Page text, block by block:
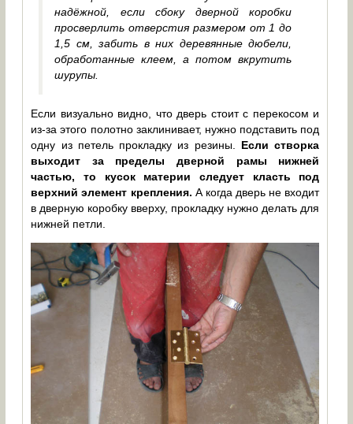
надёжной, если сбоку дверной коробки
просверлить отверстия размером от 1 до
1,5 см, забить в них деревянные дюбели,
обработанные клеем, а потом вкрутить
шурупы.
Если визуально видно, что дверь стоит с перекосом и
из-за этого полотно заклинивает, нужно подставить под
одну из петель прокладку из резины. Если створка
выходит за пределы дверной рамы нижней
частью, то кусок материи следует класть под
верхний элемент крепления. А когда дверь не входит
в дверную коробку вверху, прокладку нужно делать для
нижней петли.